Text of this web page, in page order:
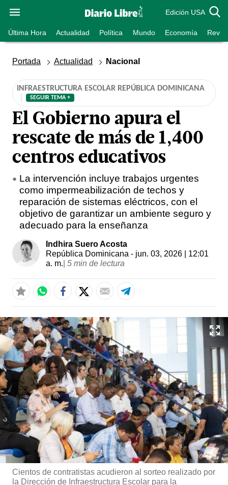
Edición USA
Última Hora Actualidad Política Mundo Economía
Portada Actualidad Nacional
INFRAESTRUCTURA ESCOLAR REPÚBLICA DOMINICANA
SEGUIR TEMA +
El Gobierno apura el
rescate de más de 1,400
centros educativos
La intervención incluye trabajos urgentes
como impermeabilización de techos y
reparación de sistemas eléctricos, con el
objetivo de garantizar un ambiente seguro y
adecuado para la enseñanza
Indhira Suero Acosta
República Dominicana - jun. 03, 2026 | 12:01
a. m. 5 min de lectura
Cientos de contratistas acudieron al sorteo realizado por
la Dirección de Infraestructura Escolar para la